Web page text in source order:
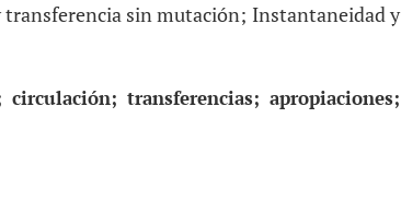
sin mutación; Instantaneidad y
transferencias; apropiaciones;